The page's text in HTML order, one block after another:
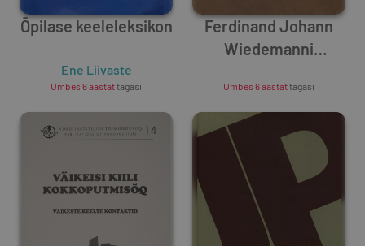
Õpilase keeleleksikon
Ene Liivaste
Umbes 6 aastattagasi
Ferdinand Johann
Wiedemanni
2003
Umbes 6 aastattagasi